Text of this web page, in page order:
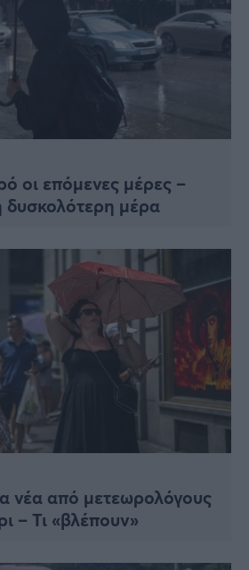
οι επόμενες μέρες –
δυσκολότερη μέρα
νέα από μετεωρολόγους
– Τι «βλέπουν»